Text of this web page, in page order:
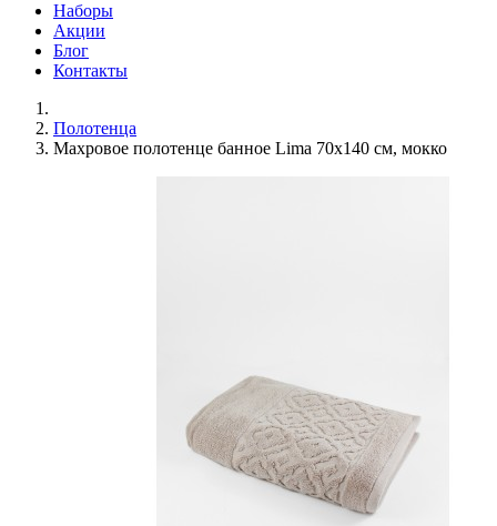
Наборы
Акции
Блог
Контакты
Полотенца
Махровое полотенце банное Lima 70х140 см, мокко